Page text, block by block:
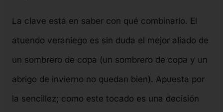
La clave está en saber con qué combinarlo. El
atuendo veraniego es sin duda el mejor aliado de
un sombrero de copa (un sombrero de copa y un
abrigo de invierno no quedan bien). Apuesta por
la sencillez; como este tocado es una decisión